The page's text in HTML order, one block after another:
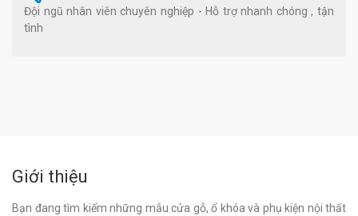
Đội ngũ nhân viên chuyên nghiệp - Hỗ trợ nhanh chóng , tận
tình
Giới thiệu
Bạn đang tìm kiếm những mẫu cửa gỗ, ổ khóa và phụ kiện nội thất